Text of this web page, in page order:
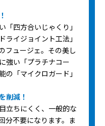
「四方合いじゃくり」
ライジョイント工法」
フュージェ。その美し
強い「プラチナコー
の「マイクロガード」
削減！
立ちにくく、一般的な
分不要になります。ま